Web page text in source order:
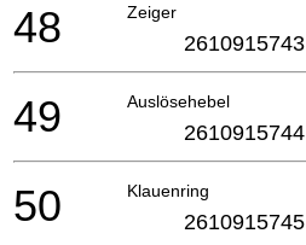
Zeiger
48 2610915743
Auslösehebel
49 2610915744
Klauenring
50 2610915745